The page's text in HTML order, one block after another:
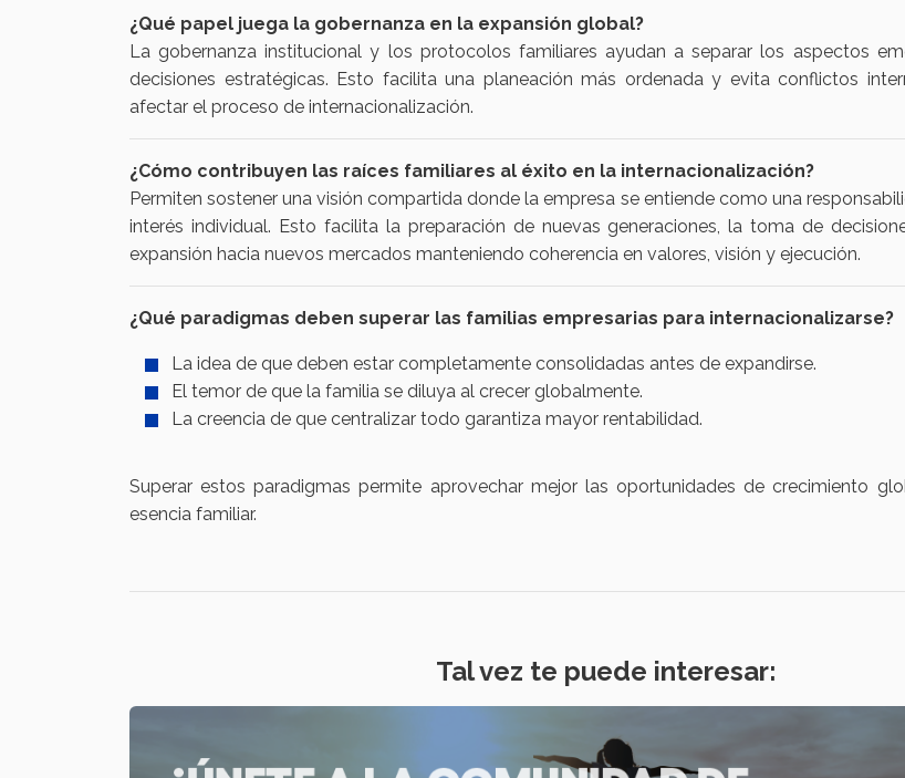
¿Qué papel juega la gobernanza en la expansión global?
La gobernanza institucional y los protocolos familiares ayudan a separar los aspectos
decisiones estratégicas. Esto facilita una planeación más ordenada y evita conflictos
afectar el proceso de internacionalización.
¿Cómo contribuyen las raíces familiares al éxito en la internacionalización?
Permiten sostener una visión compartida donde la empresa se entiende como una
interés individual. Esto facilita la preparación de nuevas generaciones, la toma de
expansión hacia nuevos mercados manteniendo coherencia en valores, visión y ejecución.
¿Qué paradigmas deben superar las familias empresarias para internacionalizarse?
La idea de que deben estar completamente consolidadas antes de expandirse.
El temor de que la familia se diluya al crecer globalmente.
La creencia de que centralizar todo garantiza mayor rentabilidad.
Superar estos paradigmas permite aprovechar mejor las oportunidades de crecimiento
esencia familiar.
Tal vez te puede interesar: